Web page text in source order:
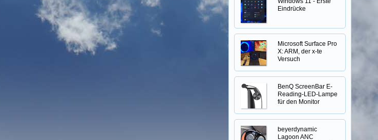
Eindrücke
Microsoft Surface Pro
X: ARM, der x-te
Versuch
BenQ ScreenBar E-
Reading-LED-Lampe
für den Monitor
beyerdynamic
Lagoon ANC